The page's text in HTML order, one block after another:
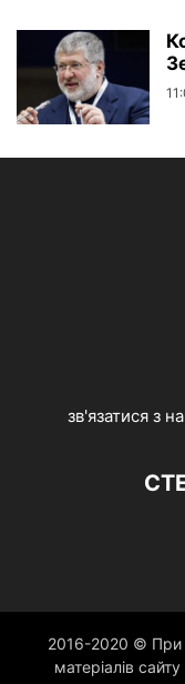
зв'язатися з
2016-2020 © При
матеріалів